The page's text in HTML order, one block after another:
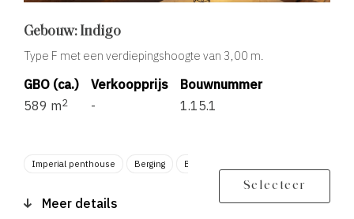
Gebouw: Indigo
Type F met een verdiepingshoogte van 3,00 m.
GBO (ca.)
589 m2
Verkoopprijs
-
Bouwnummer
1.15.1
Imperial penthouse Berging Balkon zonligging ZO
Meer details
Selecteer